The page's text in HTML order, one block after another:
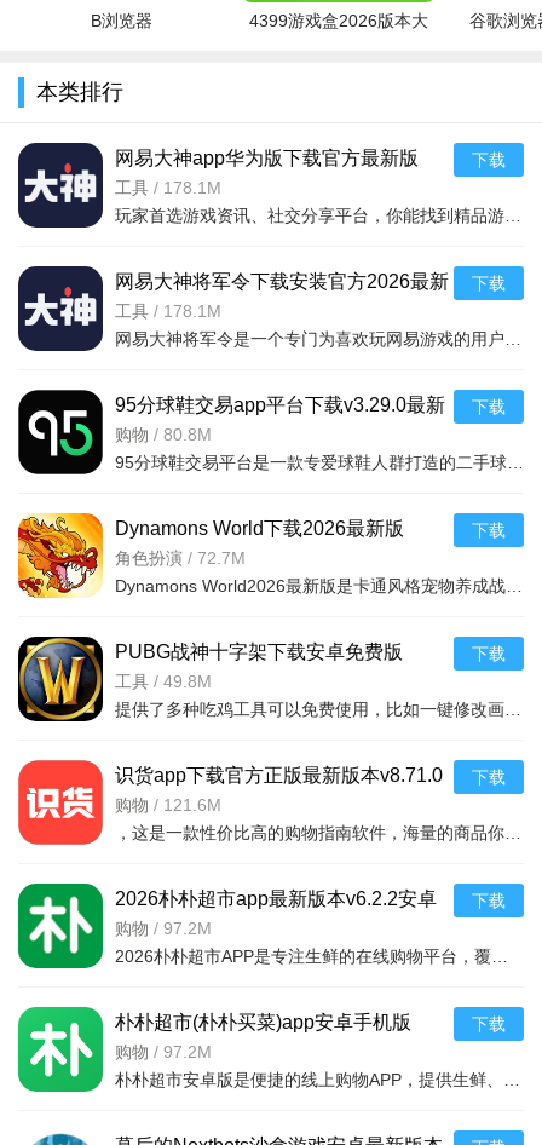
2.多样化任务：任务类型丰富多样，满足用户各种需求。
果的通知。
到奖金。
B浏览器
4399游戏盒2026版本大
谷歌浏览
本类排行
网易大神app华为版下载官方最新版
v4.15.0华为版
工具 / 178.1M
下载
网易大神将军令下载安装官方2026最新
版v4.15.0安卓版
工具 / 178.1M
下载
95分球鞋交易app平台下载v3.29.0最新
版
购物 / 80.8M
下载
Dynamons World下载2026最新版
v1.12.62 安卓版
角色扮演 / 72.7M
下载
PUBG战神十字架下载安卓免费版
v7.68.0安卓免费版
工具 / 49.8M
下载
识货app下载官方正版最新版本v8.71.0
安卓版
购物 / 121.6M
下载
2026朴朴超市app最新版本v6.2.2安卓
最新版
购物 / 97.2M
下载
朴朴超市(朴朴买菜)app安卓手机版
v6.2.2安卓版
购物 / 97.2M
下载